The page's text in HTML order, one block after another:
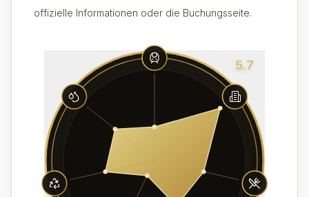
offizielle Informationen oder die Buchungsseite.
5.7